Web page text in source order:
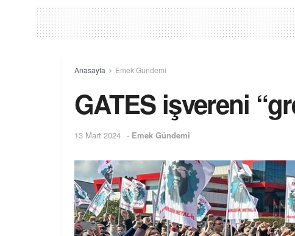
Anasayfa Emek Gündemi
GATES işvereni
13 Mart 2024 - Emek Gündemi